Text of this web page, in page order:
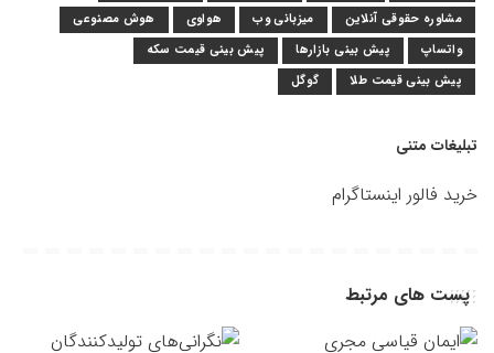
مشاوره حقوقی آنلاین
میزبانی وب هواوی
هوش مصنوعی
واتساپ
پیش بینی بازارها
پیش بینی قیمت سکه
پیش بینی قیمت طلا
گوگل
تبلیغات متنی
خرید فالور اینستاگرام
پست های مرتبط